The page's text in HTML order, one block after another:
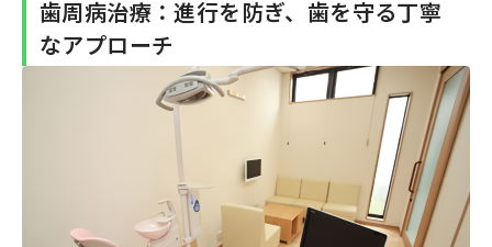
歯周病治療：進行を防ぎ、歯を守る丁寧
なアプローチ